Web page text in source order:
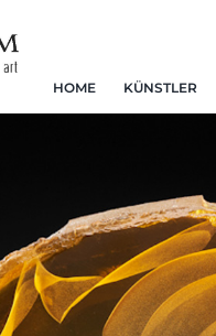
HOME KÜNSTLER